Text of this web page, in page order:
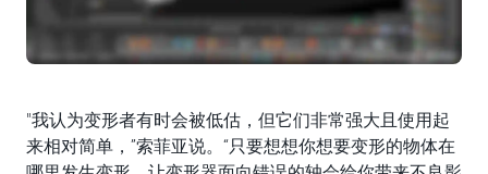
"我认为变形者有时会被低估，但它们非常强大且使用起
来相对简单，”索菲亚说。“只要想想你想要变形的物体在